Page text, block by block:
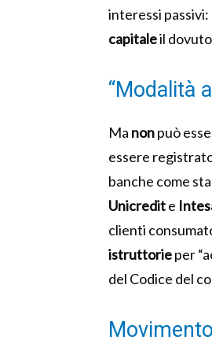
interessi passivi:
capitaleil
“Modalità
Ma nonpuò
essere
banche come
Unicredite
clienti
istruttorieper
del Codice del